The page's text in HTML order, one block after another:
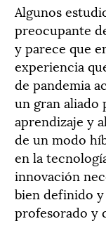
Algunos
preocupante
y parece que
experiencia
de pandemia
un gran aliado
aprendizaje y
de un modo
en la
innovación
bien definido
profesorado y